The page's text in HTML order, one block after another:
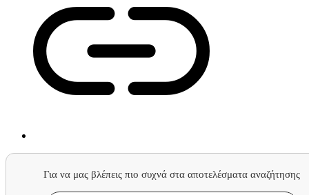
Για να μας βλέπεις πιο συχνά στα αποτελέσματα αναζήτησης